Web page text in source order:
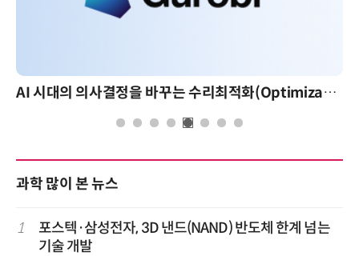
AI 시대의 의사결정을 바꾸는 수리최적화(Optimization): 실제 산업 적용 사례와 활용 전략
과학 많이 본 뉴스
1
포스텍·삼성전자, 3D 낸드(NAND) 반도체 한계 넘는
기술 개발